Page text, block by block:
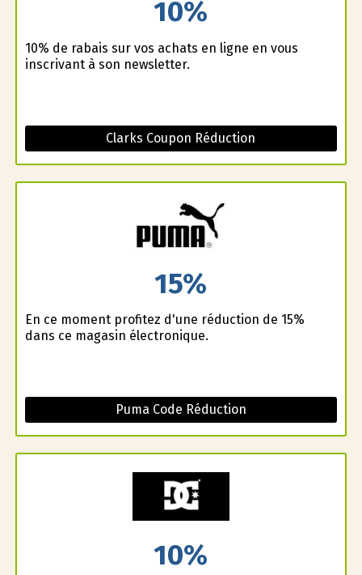
10%
10% de rabais sur vos achats en ligne en vous
inscrivant à son newsletter.
Clarks Coupon Réduction
15%
En ce moment profitez d'une réduction de 15%
dans ce magasin électronique.
Puma Code Réduction
10%